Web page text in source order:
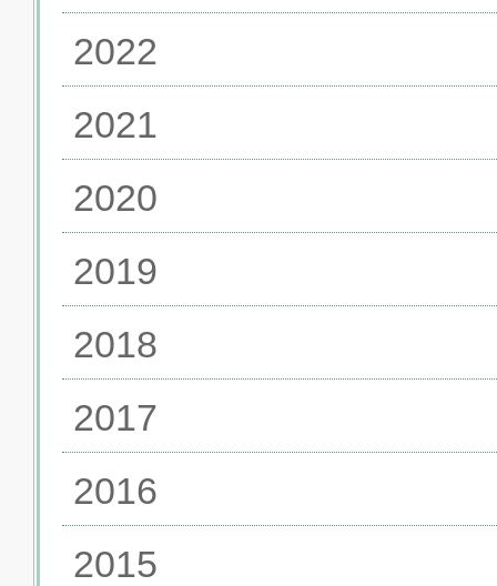
2022
2021
2020
2019
2018
2017
2016
2015